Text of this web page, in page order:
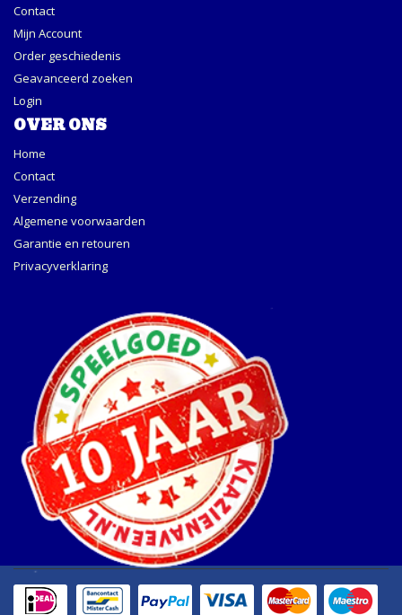
Contact
Mijn Account
Order geschiedenis
Geavanceerd zoeken
Login
OVER ONS
Home
Contact
Verzending
Algemene voorwaarden
Garantie en retouren
Privacyverklaring